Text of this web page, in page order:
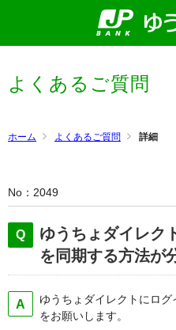
よくあるご質問
No 2049
ゆうちょダイレク
を同期する方法が
ゆうちょダイレクトにロ
をお願いします。
ホーム よくあるご質問 詳細